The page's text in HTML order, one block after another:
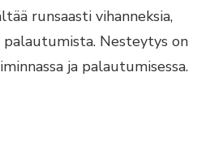
runsaasti vihanneksia,
palautumista. Nesteytys on
ja palautumisessa.